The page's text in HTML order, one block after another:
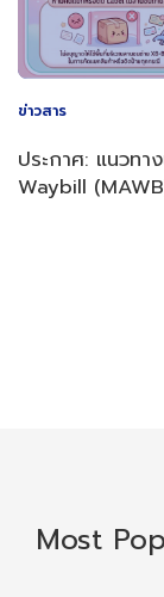
ข่าวสาร
ประกาศ: แนวท
Waybill
Most